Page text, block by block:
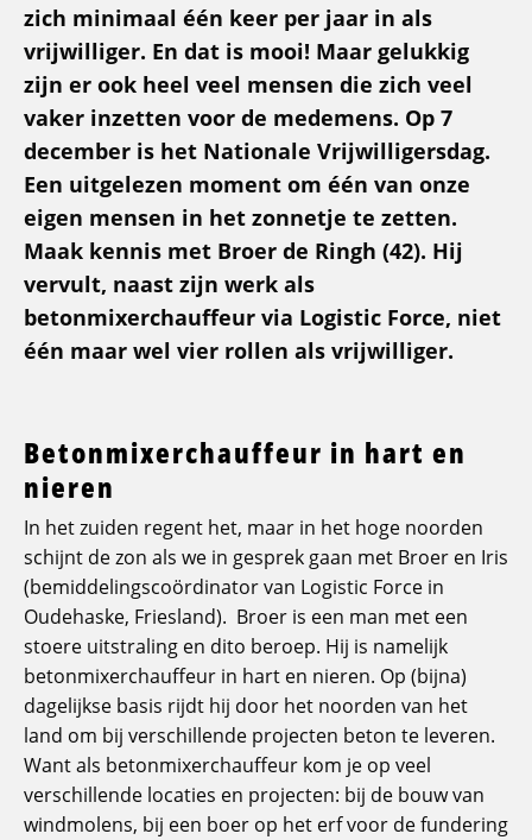
zich minimaal één keer per jaar in als
vrijwilliger. En dat is mooi! Maar gelukkig
zijn er ook heel veel mensen die zich veel
vaker inzetten voor de medemens. Op 7
december is het Nationale Vrijwilligersdag.
Een uitgelezen moment om één van onze
eigen mensen in het zonnetje te zetten.
Maak kennis met Broer de Ringh (42). Hij
vervult, naast zijn werk als
betonmixerchauffeur via Logistic Force, niet
één maar wel vier rollen als vrijwilliger.
Betonmixerchauffeur in hart en
nieren
In het zuiden regent het, maar in het hoge noorden
schijnt de zon als we in gesprek gaan met Broer en Iris
(bemiddelingscoördinator van Logistic Force in
Oudehaske, Friesland). Broer is een man met een
stoere uitstraling en dito beroep. Hij is namelijk
betonmixerchauffeur in hart en nieren. Op (bijna)
dagelijkse basis rijdt hij door het noorden van het
land om bij verschillende projecten beton te leveren.
Want als betonmixerchauffeur kom je op veel
verschillende locaties en projecten: bij de bouw van
windmolens, bij een boer op het erf voor de fundering